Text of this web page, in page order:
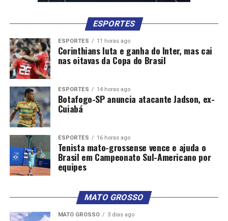
ESPORTES
ESPORTES 11 horas ago
Corinthians luta e ganha do Inter, mas cai
nas oitavas da Copa do Brasil
ESPORTES 14 horas ago
Botafogo-SP anuncia atacante Jadson, ex-
Cuiabá
ESPORTES 16 horas ago
Tenista mato-grossense vence e ajuda o
Brasil em Campeonato Sul-Americano por
equipes
MATO GROSSO
MATO GROSSO 3 dias ago